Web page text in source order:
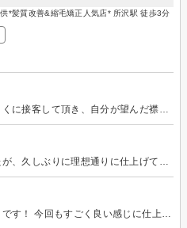
*髪質改善&縮毛矯正人気店* 所沢駅 徒歩3分